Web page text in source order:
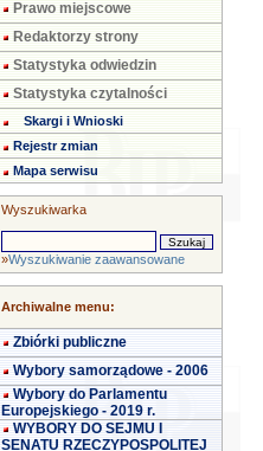
Prawo miejscowe
Redaktorzy strony
Statystyka odwiedzin
Statystyka czytalności
Skargi i Wnioski
Rejestr zmian
Mapa serwisu
Wyszukiwarka
»Wyszukiwanie zaawansowane
Archiwalne menu:
Zbiórki publiczne
Wybory samorządowe - 2006
Wybory do Parlamentu
Europejskiego - 2019 r.
WYBORY DO SEJMU I
SENATU RZECZYPOSPOLITEJ